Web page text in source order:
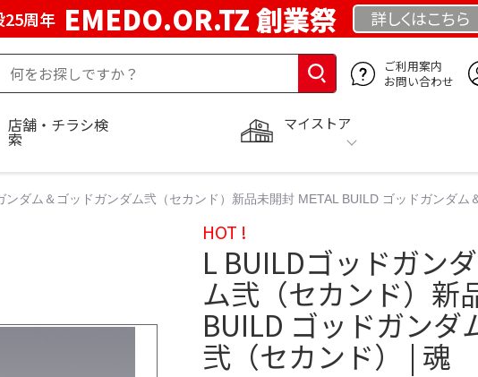
25周年 EMEDO.OR.TZ 創業祭 詳しくはこちら
ご利用案内
お問い合わせ
マイストア
店舗・チラシ検
索
ンダム＆ゴッドガンダム弐（セカンド）新品未開封 METAL BUILD ゴッドガンダ
HOT !
L BUILDゴッドガン
ム弐（セカンド）新
BUILD ゴッドガン
弐（セカンド） | 魂